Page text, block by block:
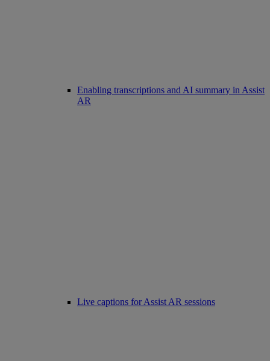
Enabling transcriptions and AI summary in Assist
AR
Live captions for Assist AR sessions